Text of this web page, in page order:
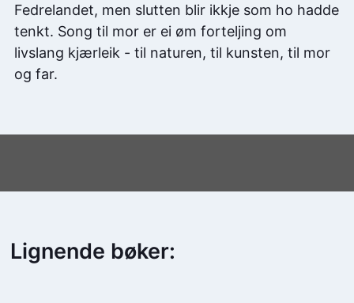
Fedrelandet, men slutten blir ikkje som ho hadde
tenkt. Song til mor er ei øm forteljing om
livslang kjærleik - til naturen, til kunsten, til mor
og far.
Lignende bøker: